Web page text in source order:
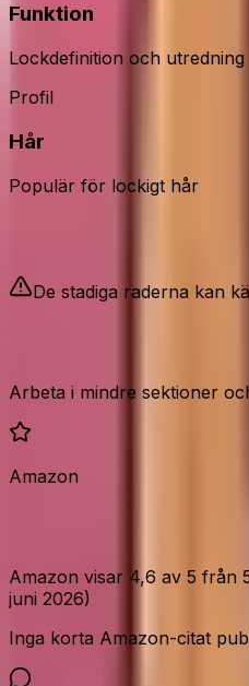
Funktion
Lockdefinition och utredning
Profil
Hår
Populär för lockigt hår
De stadiga raderna kan
Arbeta i mindre sektioner
Amazon
Vad Amazon-
Amazon visar 4,6 av 5 från
juni 2026)
Inga korta Amazon-citat